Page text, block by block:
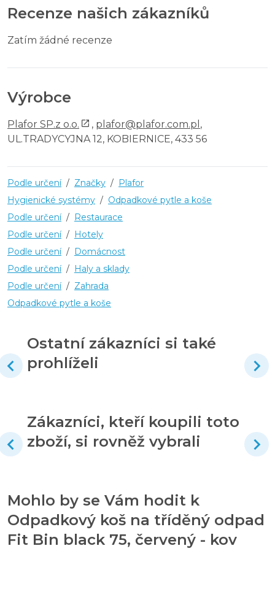
Recenze našich zákazníků
Zatím žádné recenze
Výrobce
Plafor SP.z o.o. , plafor@plafor.com.pl ,
UL.TRADYCYJNA 12, KOBIERNICE, 433 56
Podle určení / Značky /
Plafor
Hygienické systémy / Odpadkové pytle a koše
Podle určení /
Restaurace
Podle určení /
Hotely
Podle určení /
Domácnost
Podle určení /
Haly a sklady
Podle určení / Zahrada
Odpadkové pytle a koše
Ostatní zákazníci si také
prohlíželi
Zákazníci, kteří koupili toto
zboží, si rovněž vybrali
Mohlo by se Vám hodit k
Odpadkový koš na tříděný odpad
Fit Bin black 75, červený - kov